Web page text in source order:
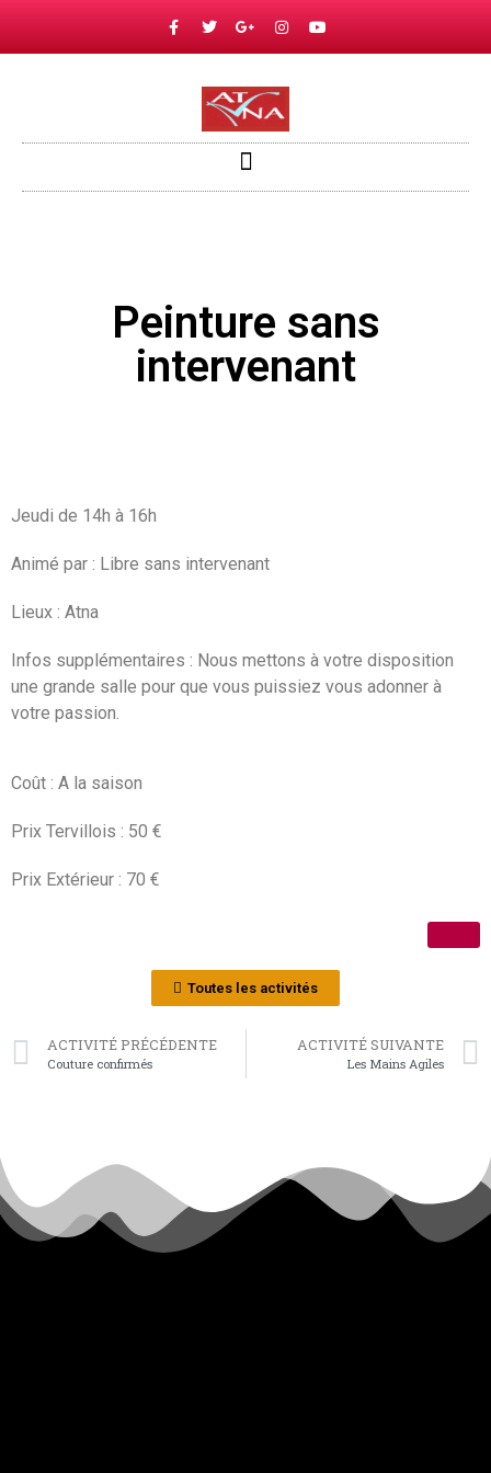
Peinture sans
intervenant
Jeudi de 14h à 16h
Animé par : Libre sans intervenant
Lieux : Atna
Infos supplémentaires : Nous mettons à votre disposition
une grande salle pour que vous puissiez vous adonner à
votre passion.
Coût : A la saison
Prix Tervillois : 50 €
Prix Extérieur : 70 €
Toutes les activités
ACTIVITÉ PRÉCÉDENTE
Couture confirmés
ACTIVITÉ SUIVANTE
Les Mains Agiles